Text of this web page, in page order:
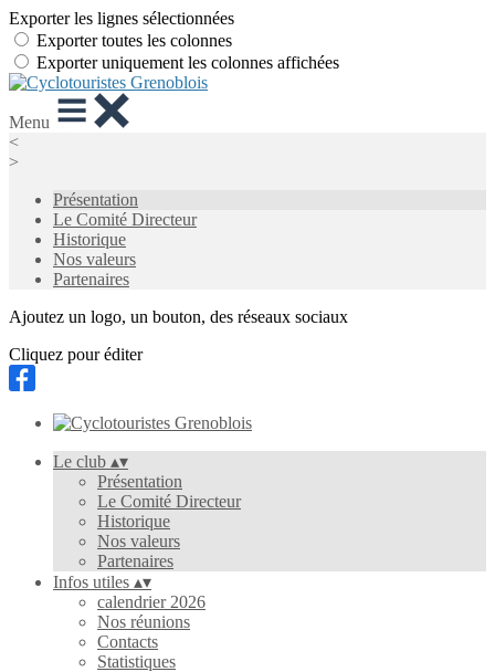
Exporter les lignes sélectionnées
Exporter toutes les colonnes
Exporter uniquement les colonnes affichées
Menu
<
>
Présentation
Le Comité Directeur
Historique
Nos valeurs
Partenaires
Ajoutez un logo, un bouton, des réseaux sociaux
Cliquez pour éditer
Le club ▴▾
Présentation
Le Comité Directeur
Historique
Nos valeurs
Partenaires
Infos utiles ▴▾
calendrier 2026
Nos réunions
Contacts
Statistiques